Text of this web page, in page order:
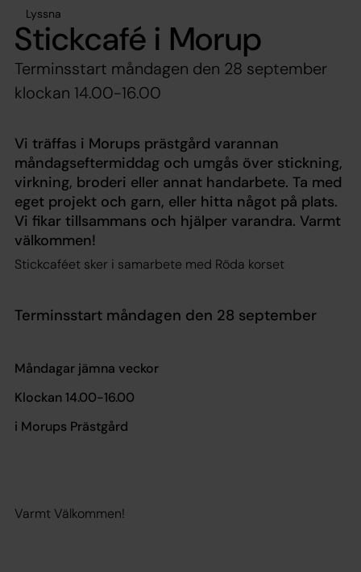
Lyssna
Stickcafé i Morup
Terminsstart måndagen den 28 september
klockan 14.00-16.00
Vi träffas i Morups prästgård varannan
måndagseftermiddag och umgås över stickning,
virkning, broderi eller annat handarbete. Ta med
eget projekt och garn, eller hitta något på plats.
Vi fikar tillsammans och hjälper varandra. Varmt
välkommen!
Stickcaféet sker i samarbete med Röda korset​
Terminsstart måndagen den 28 september
Måndagar jämna veckor​
Klockan 14.00-16.00​
i Morups Prästgård
Varmt Välkommen!​